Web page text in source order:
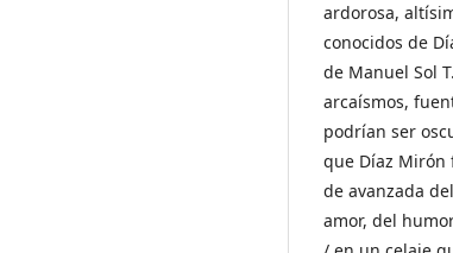
ardorosa,
conocidos de
de Manuel Sol
arcaísmos,
podrían ser
que Díaz Mirón
de avanzada
amor, del